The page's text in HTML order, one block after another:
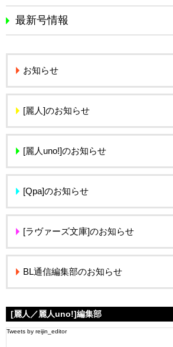
最新号情報
お知らせ
[麗人]のお知らせ
[麗人uno!]のお知らせ
[Qpa]のお知らせ
[ラヴァーズ文庫]のお知らせ
BL通信編集部のお知らせ
[麗人／麗人uno!]編集部
Tweets by reijin_editor